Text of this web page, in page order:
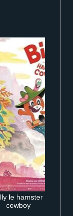
le hamster
cowboy